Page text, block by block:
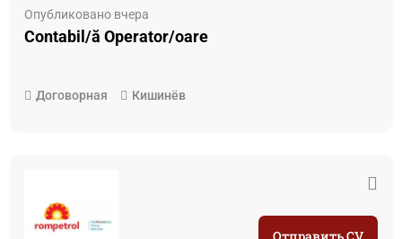
Опубликовано вчера
Contabil/ă Operator/oare
Договорная Кишинёв